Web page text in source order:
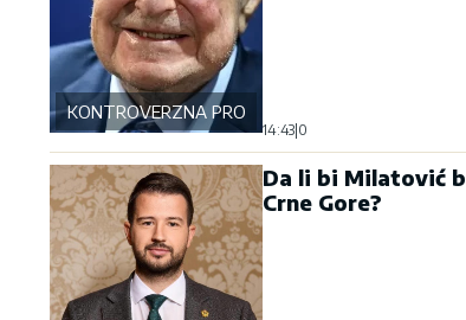
KONTROVERZNA PROŠLOST
14:43 0
Da li bi Milatović
Crne Gore?